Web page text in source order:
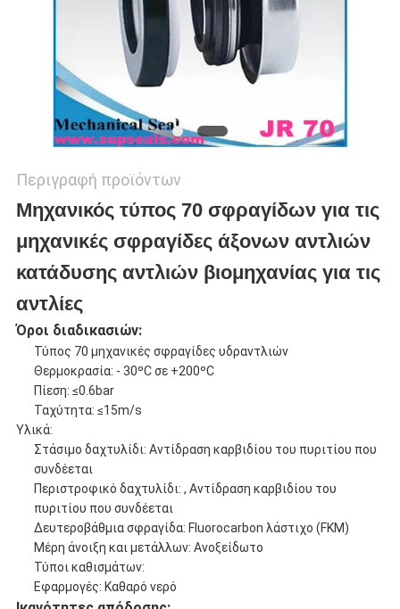
Περιγραφή προϊόντων
Μηχανικός τύπος 70 σφραγίδων για τις
μηχανικές σφραγίδες άξονων αντλιών
κατάδυσης αντλιών βιομηχανίας για τις
αντλίες
Όροι διαδικασιών:
Τύπος 70 μηχανικές σφραγίδες υδραντλιών
Θερμοκρασία: - 30ºC σε +200ºC
Πίεση: ≤0.6bar
Ταχύτητα: ≤15m/s
Υλικά:
Στάσιμο δαχτυλίδι: Αντίδραση καρβιδίου του πυριτίου που
συνδέεται
Περιστροφικό δαχτυλίδι: , Αντίδραση καρβιδίου του
πυριτίου που συνδέεται
Δευτεροβάθμια σφραγίδα: Fluorocarbon λάστιχο (FKM)
Μέρη άνοιξη και μετάλλων: Ανοξείδωτο
Τύποι καθισμάτων:
Εφαρμογές: Καθαρό νερό